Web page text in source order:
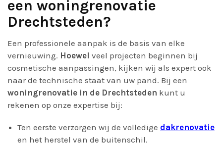
een woningrenovatie
Drechtsteden?
Een professionele aanpak is de basis van elke
vernieuwing. Hoewel veel projecten beginnen bij
cosmetische aanpassingen, kijken wij als expert ook
naar de technische staat van uw pand. Bij een
woningrenovatie in de Drechtsteden kunt u
rekenen op onze expertise bij:
Ten eerste verzorgen wij de volledige dakrenovatie
en het herstel van de buitenschil.